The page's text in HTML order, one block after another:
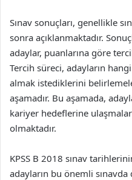
Sınav sonuçları, genellikle
sonra açıklanmaktadır.
adaylar, puanlarına göre
Tercih süreci, adayların
almak istediklerini
aşamadır. Bu aşamada,
kariyer hedeflerine
olmaktadır.
KPSS B 2018 sınav
adayların bu önemli